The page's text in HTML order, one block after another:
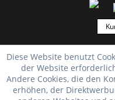
Diese Website benutzt
der Website
Andere Cookies, die den
erhöhen, der